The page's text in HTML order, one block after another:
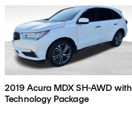
2019 Acura MDX SH-AWD with
Technology Package